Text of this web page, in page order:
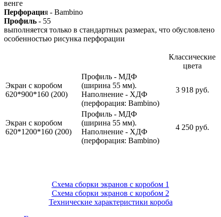
венге
Перфорация - Bambino
Профиль - 55
выполняется только в стандартных размерах, что обусловлено
особенностью рисунка перфорации
Классические
цвета
Экран с коробом
620*900*160 (200)
Профиль - МДФ
(ширина 55 мм).
Наполнение - ХДФ
(перфорация: Bambino)
3 918 руб.
Экран с коробом
620*1200*160 (200)
Профиль - МДФ
(ширина 55 мм).
Наполнение - ХДФ
(перфорация: Bambino)
4 250 руб.
Схема сборки экранов с коробом 1
Схема сборки экранов с коробом 2
Технические характеристики короба